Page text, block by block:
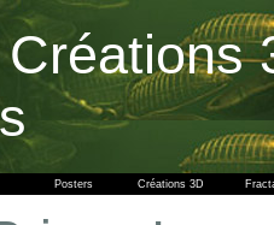
Posters Créations 3D